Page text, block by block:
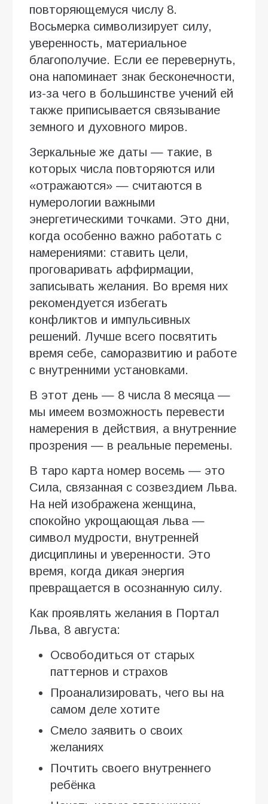
повторяющемуся числу 8.
Восьмерка символизирует силу,
уверенность, материальное
благополучие. Если ее перевернуть,
она напоминает знак бесконечности,
из-за чего в большинстве учений ей
также приписывается связывание
земного и духовного миров.
Зеркальные же даты — такие, в
которых числа повторяются или
«отражаются» — считаются в
нумерологии важными
энергетическими точками. Это дни,
когда особенно важно работать с
намерениями: ставить цели,
проговаривать аффирмации,
записывать желания. Во время них
рекомендуется избегать
конфликтов и импульсивных
решений. Лучше всего посвятить
время себе, саморазвитию и работе
с внутренними установками.
В этот день — 8 числа 8 месяца —
мы имеем возможность перевести
намерения в действия, а внутренние
прозрения — в реальные перемены.
В таро карта номер восемь — это
Сила, связанная с созвездием Льва.
На ней изображена женщина,
спокойно укрощающая льва —
символ мудрости, внутренней
дисциплины и уверенности. Это
время, когда дикая энергия
превращается в осознанную силу.
Как проявлять желания в Портал
Льва, 8 августа:
Освободиться от старых
паттернов и страхов
Проанализировать, чего вы на
самом деле хотите
Смело заявить о своих
желаниях
Почтить своего внутреннего
ребёнка